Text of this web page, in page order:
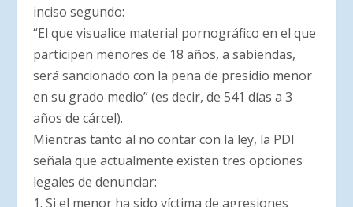
inciso segundo:
“El que visualice material pornográfico en el que
participen menores de 18 años, a sabiendas,
será sancionado con la pena de presidio menor
en su grado medio” (es decir, de 541 días a 3
años de cárcel).
Mientras tanto al no contar con la ley, la PDI
señala que actualmente existen tres opciones
legales de denunciar:
1. Si el menor ha sido víctima de agresiones